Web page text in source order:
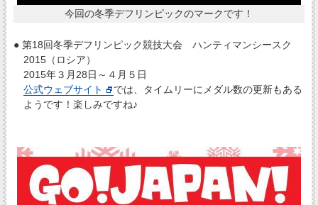
今回の冬季デフリンピックのマークです！
● 第18回冬季デフリンピック競技大会 ハンティマンシースク
2015（ロシア）
2015年３月28日～４月５日
公式ウェブサイト
では、タイムリーにメダル数の更新もある
ようです！楽しみですね♪